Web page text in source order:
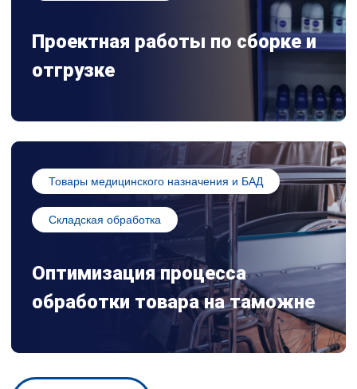
Проектная работы по сборке и
отгрузке
Товары медицинского назначения и БАД
Складская обработка
Оптимизация процесса
обработки товара на таможне